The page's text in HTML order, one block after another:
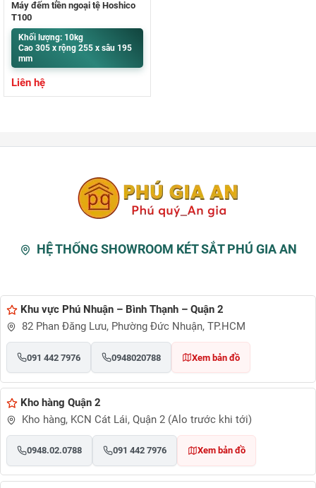
Máy đếm tiền ngoại tệ Hoshico
T100
Khối lượng: 10kg
Cao 305 x rộng 255 x sâu 195
mm
Liên hệ
HỆ THỐNG SHOWROOM KÉT SẮT PHÚ GIA AN
Khu vực Phú Nhuận – Bình Thạnh – Quận 2
82 Phan Đăng Lưu, Phường Đức Nhuận, TP.HCM
091 442 7976 0948020788 Xem bản đồ
Kho hàng Quận 2
Kho hàng, KCN Cát Lái, Quận 2 (Alo trước khi tới)
0948.02.0788 091 442 7976 Xem bản đồ